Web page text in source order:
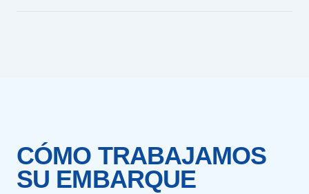
CÓMO TRABAJAMOS
SU EMBARQUE